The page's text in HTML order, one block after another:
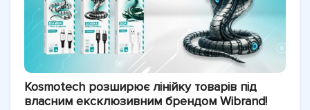
Kosmotech розширює лінійку товарів під
власним ексклюзивним брендом Wibrand!